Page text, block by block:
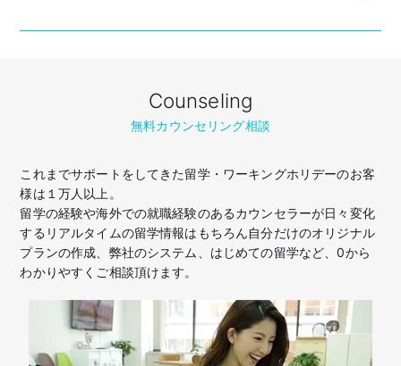
Counseling
無料カウンセリング相談
これまでサポートをしてきた留学・ワーキングホリデーのお客
様は１万人以上。
留学の経験や海外での就職経験のあるカウンセラーが日々変化
するリアルタイムの留学情報はもちろん自分だけのオリジナル
プランの作成、弊社のシステム、はじめての留学など、0から
わかりやすくご相談頂けます。